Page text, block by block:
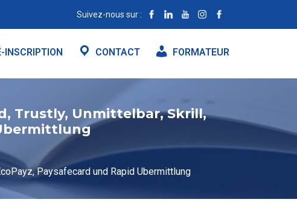
Suivez-nous sur :
INSCRIPTION CONTACT FORMATEUR
Trustly, Unmittelbar, Skrill,
Paysafecard und Rapid Ubermittlung